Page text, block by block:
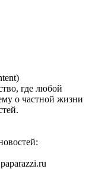
где любой
о частной жизни